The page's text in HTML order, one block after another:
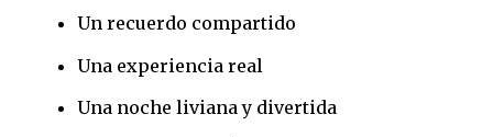
Un recuerdo compartido
Una experiencia real
Una noche liviana y divertida